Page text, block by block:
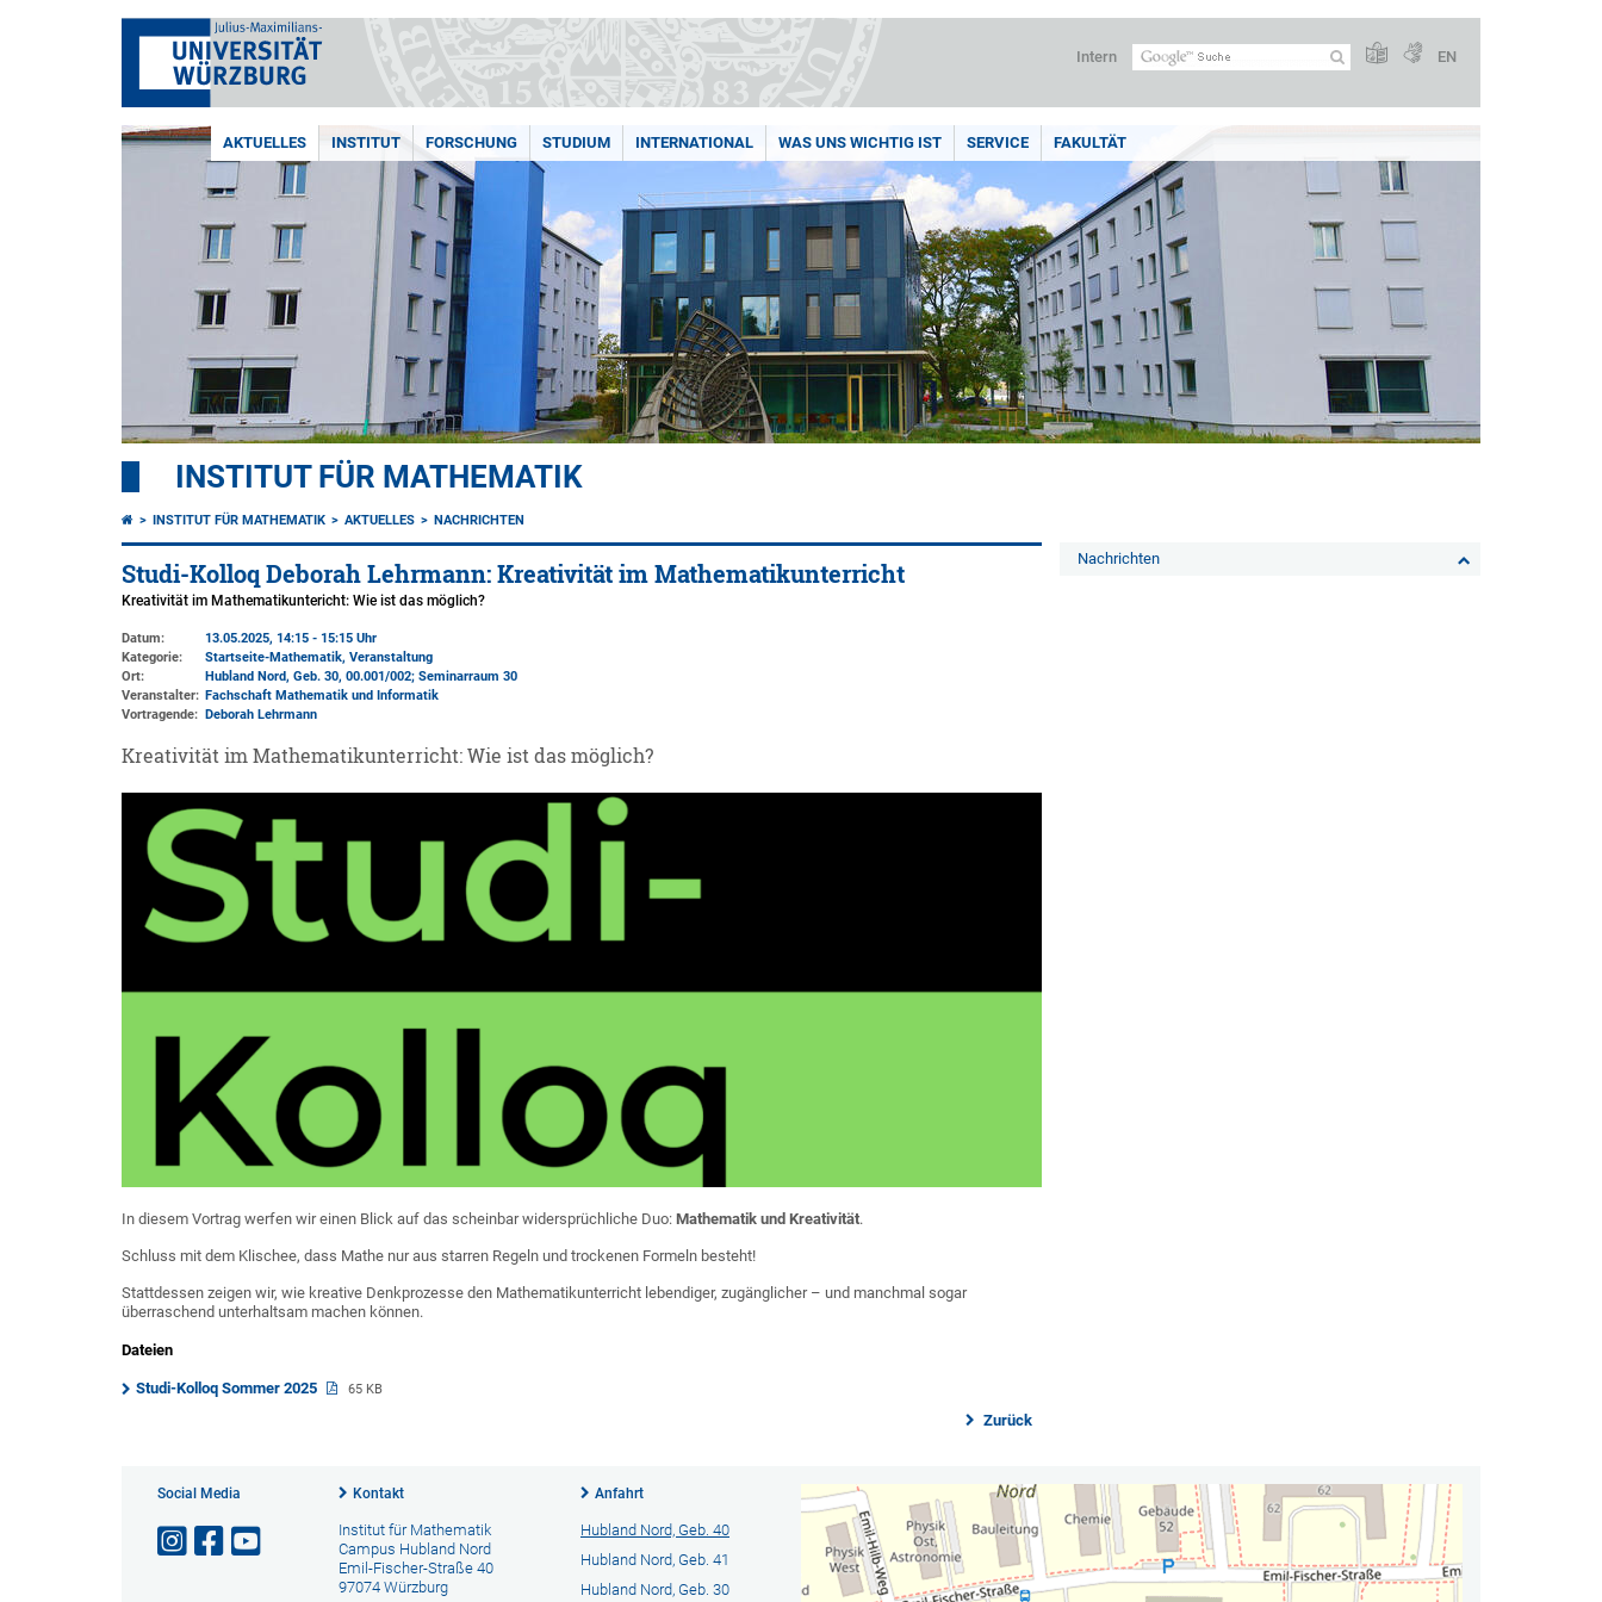
Intern EN
AKTUELLES INSTITUT FORSCHUNG STUDIUM INTERNATIONAL WAS UNS WICHTIG IST SERVICE FAKULTÄT
INSTITUT FÜR MATHEMATIK
INSTITUT FÜR MATHEMATIK AKTUELLES NACHRICHTEN
Studi-Kolloq Deborah Lehrmann: Kreativität im Mathematikunterricht
Kreativität im Mathematikuntericht: Wie ist das möglich?
Datum:
13.05.2025, 14:15 - 15:15 Uhr
Kategorie:
Startseite-Mathematik, Veranstaltung
Ort:
Hubland Nord, Geb. 30, 00.001/002; Seminarraum 30
Veranstalter: Fachschaft Mathematik und Informatik
Vortragende: Deborah Lehrmann
Kreativität im Mathematikunterricht: Wie ist das möglich?
In diesem Vortrag werfen wir einen Blick auf das scheinbar widersprüchliche Duo: Mathematik und Kreativität.
Schluss mit dem Klischee, dass Mathe nur aus starren Regeln und trockenen Formeln besteht!
Stattdessen zeigen wir, wie kreative Denkprozesse den Mathematikunterricht lebendiger, zugänglicher – und manchmal sogar
überraschend unterhaltsam machen können.
Dateien
Studi-Kolloq Sommer 2025 65 KB
Zurück
Nachrichten
Social Media Kontakt
Institut für Mathematik
Campus Hubland Nord
Emil-Fischer-Straße 40
97074 Würzburg
Anfahrt
Hubland Nord, Geb. 40
Hubland Nord, Geb. 41
Hubland Nord, Geb. 30